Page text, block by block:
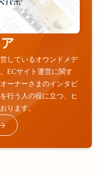
しているオウンドメデ
ECサイト運営に関す
ーナーさまのインタビ
行う人の役に立つ、ヒ
ります。